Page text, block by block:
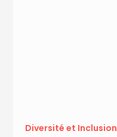
Diversité et Inclusion